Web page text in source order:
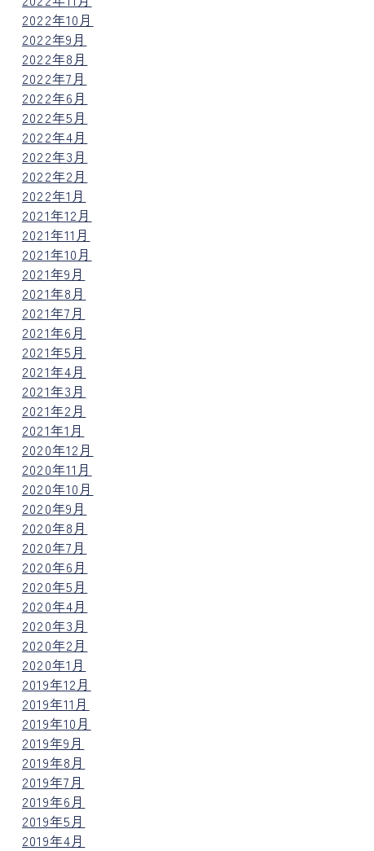
2022年10月
2022年9月
2022年8月
2022年7月
2022年6月
2022年5月
2022年4月
2022年3月
2022年2月
2022年1月
2021年12月
2021年11月
2021年10月
2021年9月
2021年8月
2021年7月
2021年6月
2021年5月
2021年4月
2021年3月
2021年2月
2021年1月
2020年12月
2020年11月
2020年10月
2020年9月
2020年8月
2020年7月
2020年6月
2020年5月
2020年4月
2020年3月
2020年2月
2020年1月
2019年12月
2019年11月
2019年10月
2019年9月
2019年8月
2019年7月
2019年6月
2019年5月
2019年4月